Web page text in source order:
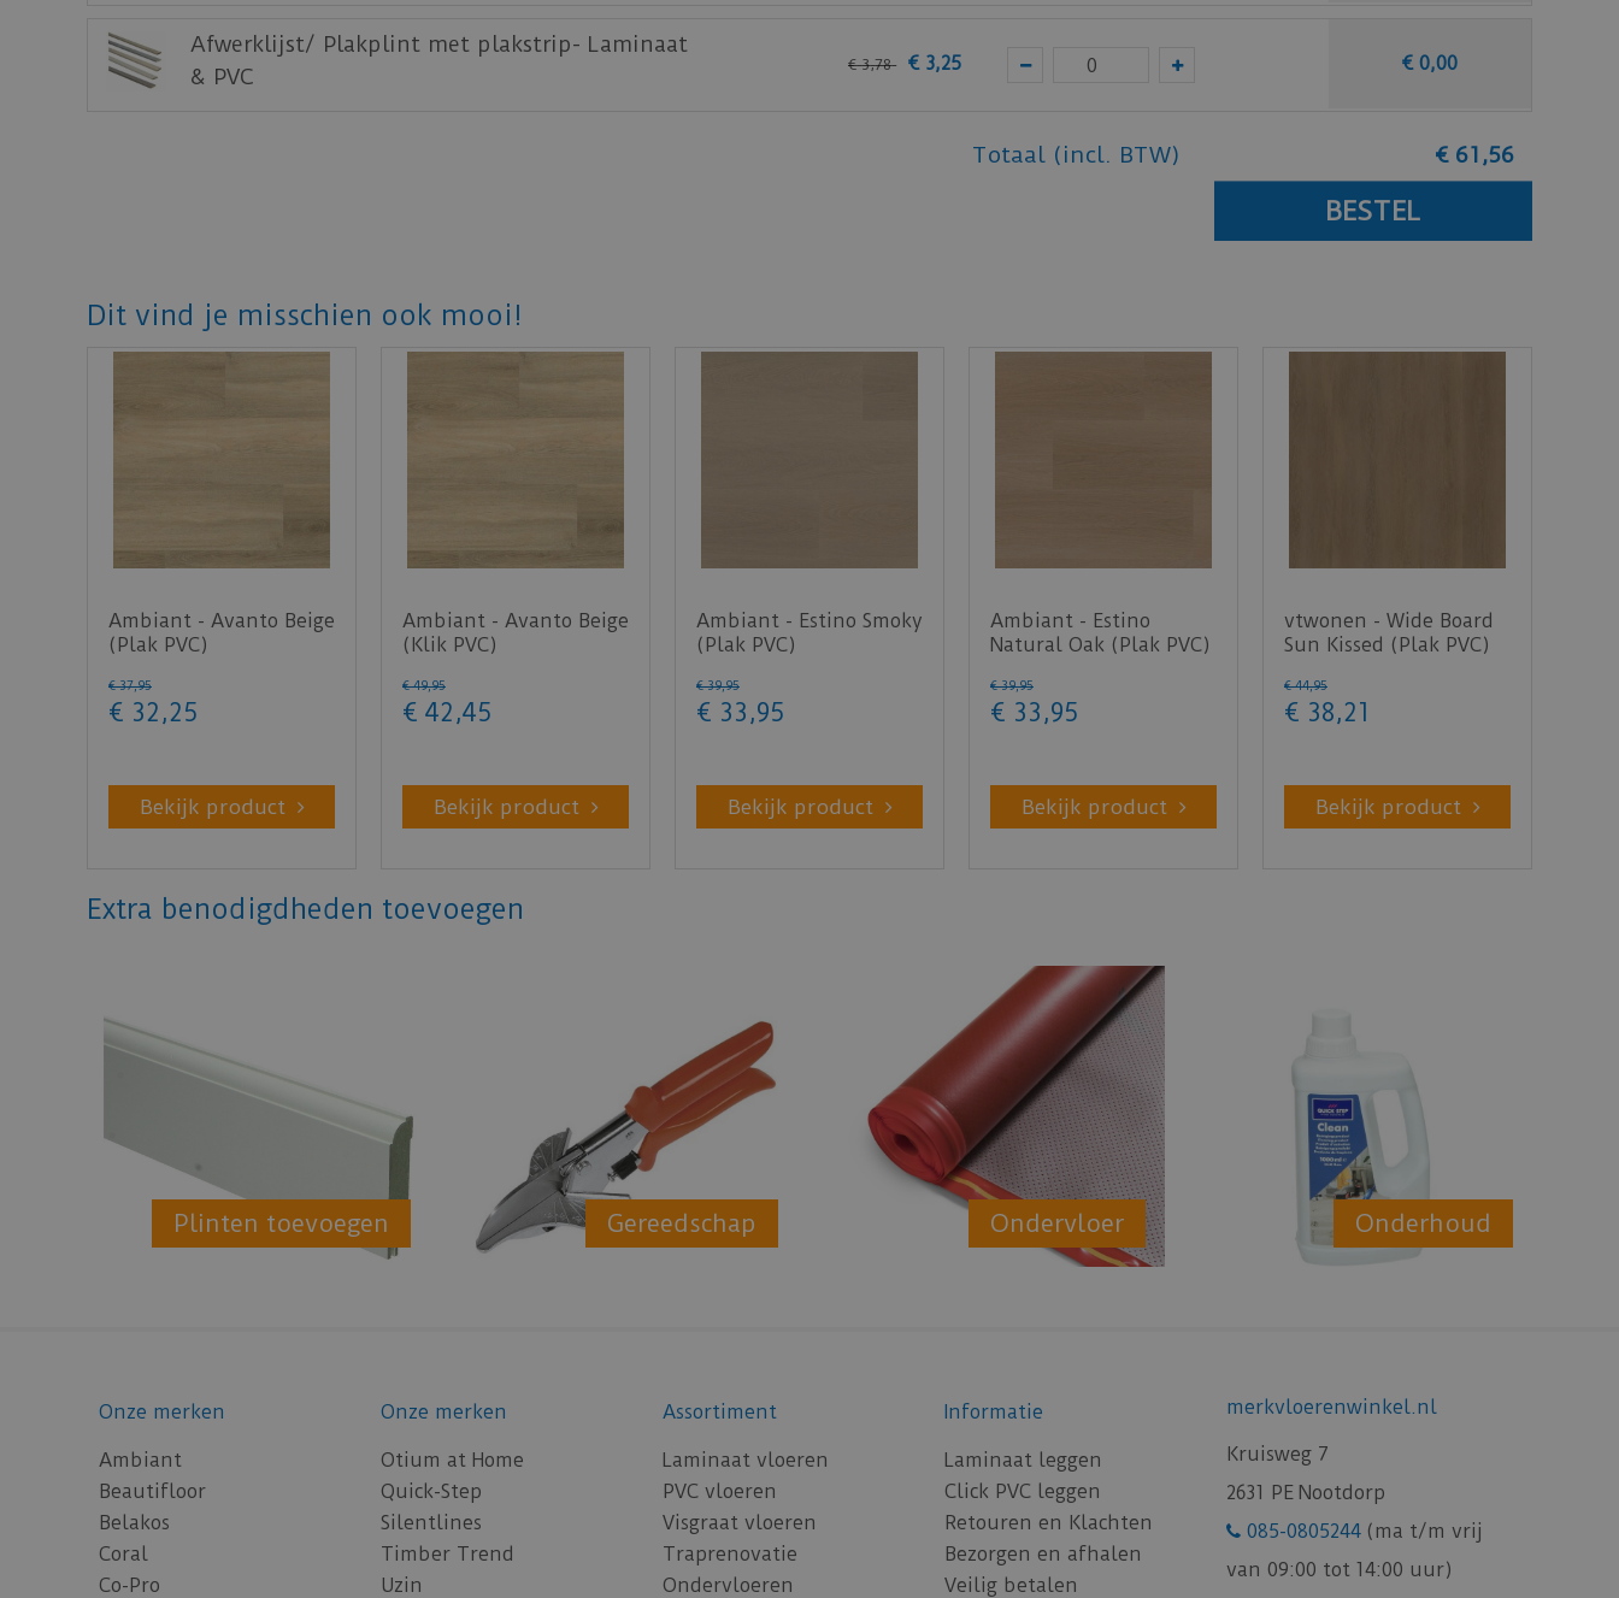
Afwerklijst/ Plakplint met plakstrip- Laminaat
& PVC
€ 3,78 € 3,25 € 0,00
Totaal (incl. BTW) € 61 ,56
Dit vind je misschien ook mooi!
Ambiant - Avanto Beige
(Plak PVC)
€ 37,95
€ 32 ,25
Bekijk product
Ambiant - Avanto Beige
(Klik PVC)
€ 49,95
€ 42 ,45
Bekijk product
Ambiant - Estino Smoky
(Plak PVC)
€ 39,95
€ 33 ,95
Bekijk product
Ambiant - Estino
Natural Oak (Plak PVC)
€ 39,95
€ 33 ,95
Bekijk product
vtwonen - Wide Board
Sun Kissed (Plak PVC)
€ 44,95
€ 38,21
Bekijk product
Extra benodigdheden toevoegen
Plinten toevoegen Gereedschap Ondervloer Onderhoud
Onze merken
Ambiant
Beautifloor
Belakos
Coral
Co-Pro
Onze merken
Otium at Home
Quick-Step
Silentlines
Timber Trend
Uzin
Assortiment
Laminaat vloeren
PVC vloeren
Visgraat vloeren
Traprenovatie
Ondervloeren
Informatie
Laminaat leggen
Click PVC leggen
Retouren en Klachten
Bezorgen en afhalen
Veilig betalen
merkvloerenwinkel.nl
Kruisweg 7
2631 PE Nootdorp
085-0805244 (ma t/m vrij
van 09:00 tot 14:00 uur)